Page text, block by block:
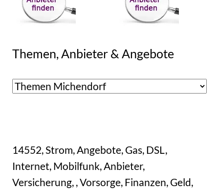
Themen, Anbieter & Angebote
14552, Strom, Angebote, Gas, DSL,
Internet, Mobilfunk, Anbieter,
Versicherung, , Vorsorge, Finanzen, Geld,